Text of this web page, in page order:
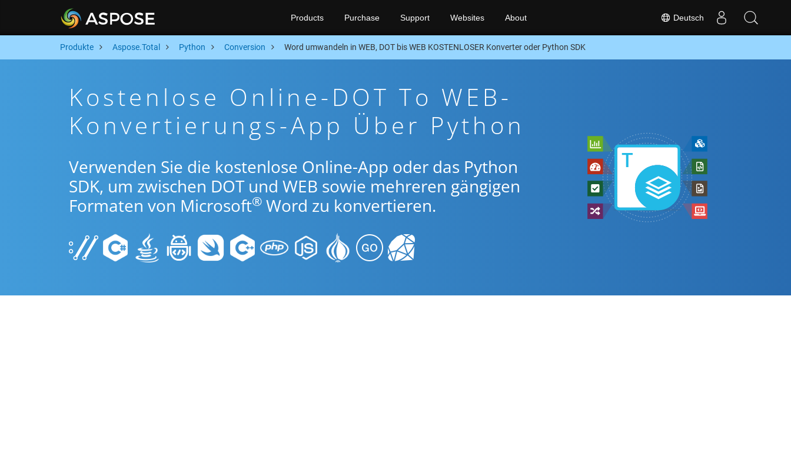
Deutsch
Products Purchase Support Websites About
Produkte Aspose.Total Python Conversion Word umwandeln in WEB, DOT bis WEB KOSTENLOSER Konverter oder Python SDK
Kostenlose Online-DOT To WEB-
Konvertierungs-App Über Python
Verwenden Sie die kostenlose Online-App oder das Python
SDK, um zwischen DOT und WEB sowie mehreren gängigen
Formaten von Microsoft® Word zu konvertieren.